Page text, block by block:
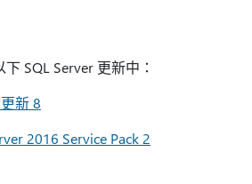
SQL Server 更新中：
新 8
2016 Service Pack 2